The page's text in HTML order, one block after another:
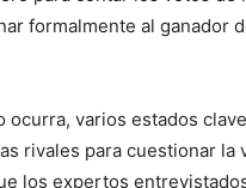
formalmente al ganador
ocurra, varios estados
rivales para cuestionar la
los expertos